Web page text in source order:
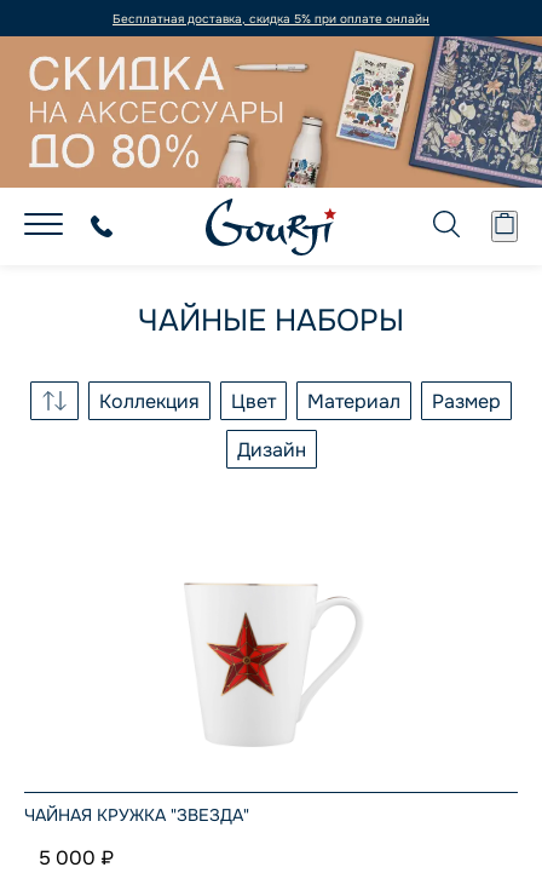
Бесплатная доставка, скидка 5% при оплате онлайн
ЧАЙНЫЕ НАБОРЫ
Коллекция Цвет Материал
Размер
Дизайн
ЧАЙНАЯ КРУЖКА "ЗВЕЗДА"
5 000 ₽